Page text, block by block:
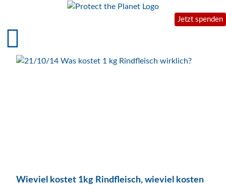
Jetzt spenden
Wieviel kostet 1kg Rindfleisch, wieviel kosten